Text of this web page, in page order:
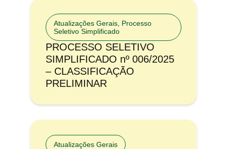
Atualizações Gerais Processo
Seletivo Simplificado
PROCESSO SELETIVO
SIMPLIFICADO nº 006/2025
– CLASSIFICAÇÃO
PRELIMINAR
Atualizações Gerais